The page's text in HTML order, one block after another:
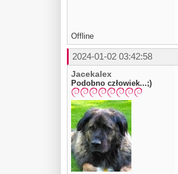
Offline
2024-01-02 03:42:58
Jacekalex
Podobno człowiek...;)